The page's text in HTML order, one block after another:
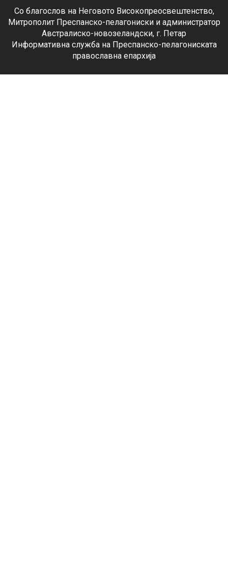
Со благослов на Неговото Високопреосвештенство,
Митрополит Преспанско-пелагониски и администратор
Австралиско-новозеландски, г. Петар
Информативна служба на Преспанско-пелагониската
православна епархија